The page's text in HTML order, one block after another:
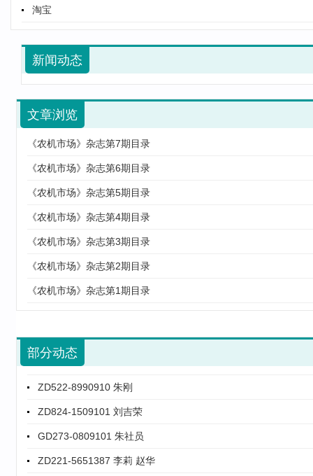
淘宝
新闻动态
文章浏览
《农机市场》杂志第7期目录
《农机市场》杂志第6期目录
《农机市场》杂志第5期目录
《农机市场》杂志第4期目录
《农机市场》杂志第3期目录
《农机市场》杂志第2期目录
《农机市场》杂志第1期目录
部分动态
ZD824-1509101 赵英泽
ZD451-0124534 彭沫溱
ZD471-3656543 苏琳 李振
ZD522-8990910 朱刚
ZD824-1509101 刘吉荣
GD273-0809101 朱社员
ZD221-5651387 李莉 赵华
GD234-4563133 王智超